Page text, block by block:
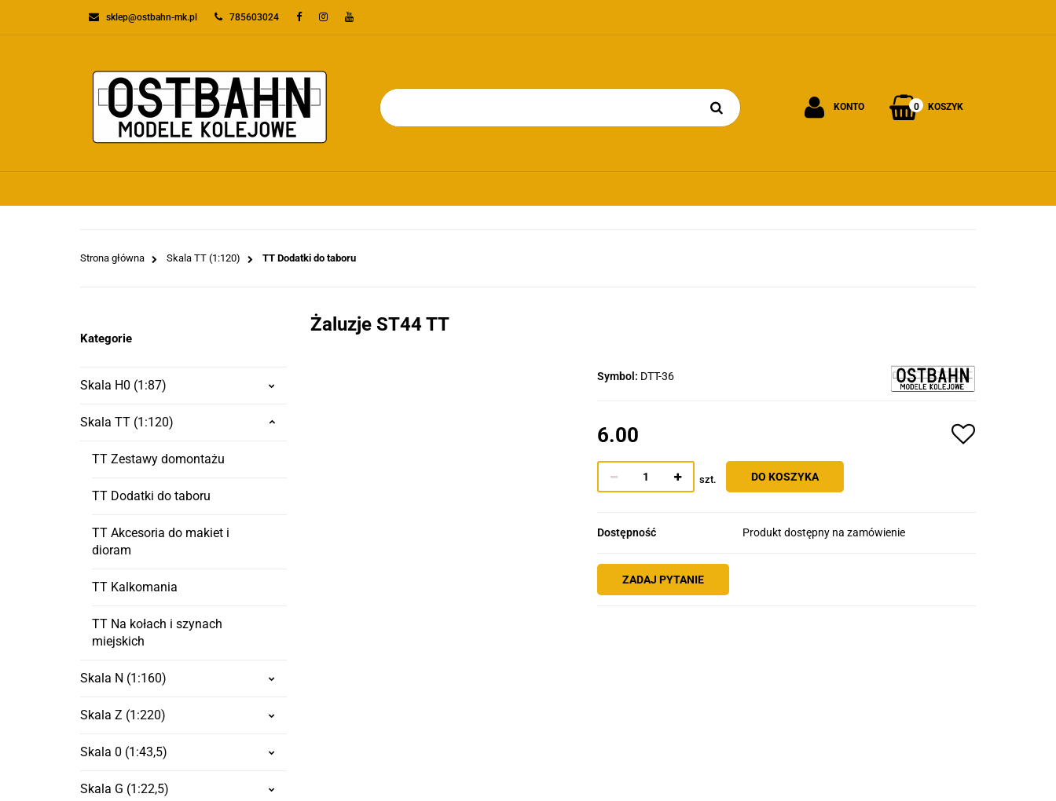
sklep@ostbahn-mk.pl 785603024
KONTO 0 KOSZYK
KATEGORIE PROMOCJE
Strona główna Skala TT (1:120) TT Dodatki do taboru
Kategorie
Skala H0 (1:87)
Skala TT (1:120)
TT Zestawy domontażu
TT Dodatki do taboru
TT Akcesoria do makiet i
dioram
TT Kalkomania
TT Na kołach i szynach
miejskich
Skala N (1:160)
Skala Z (1:220)
Skala 0 (1:43,5)
Skala G (1:22,5)
Żaluzje ST44 TT
Symbol: DTT-36
6.00
szt. DO KOSZYKA
Dostępność Produkt dostępny na zamówienie
ZADAJ PYTANIE